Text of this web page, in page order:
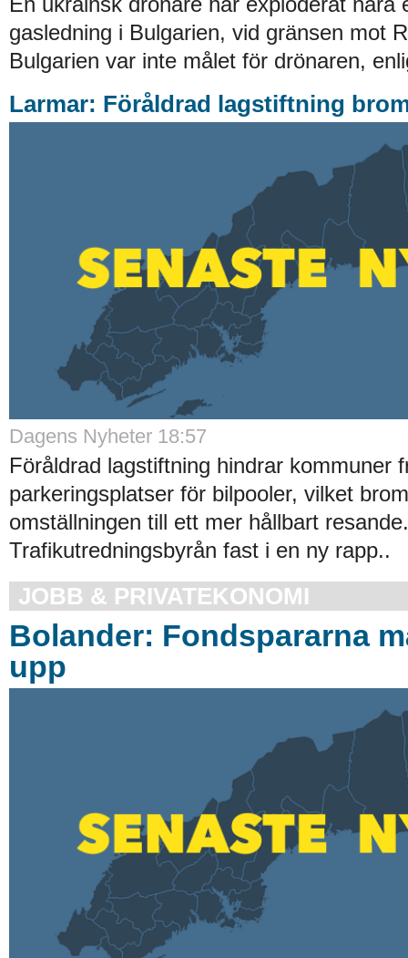
gasledning i Bulgarien, vid gränsen mot
Bulgarien var inte målet för drönaren,
Larmar: Föråldrad lagstiftning
Dagens Nyheter 18:57
Föråldrad lagstiftning hindrar kommuner
parkeringsplatser för bilpooler, vilket
omställningen till ett mer hållbart
Trafikutredningsbyrån fast i en ny rapp..
JOBB & PRIVATEKONOMI
Bolander: Fondspararna
upp